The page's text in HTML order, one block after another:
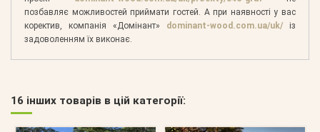
позбавляє можливостей приймати гостей. А при наявності у вас
коректив, компанія «Домінант» dominant-wood.com.ua/uk/ із
задоволенням їх виконає.
16 інших товарів в цій категорії: